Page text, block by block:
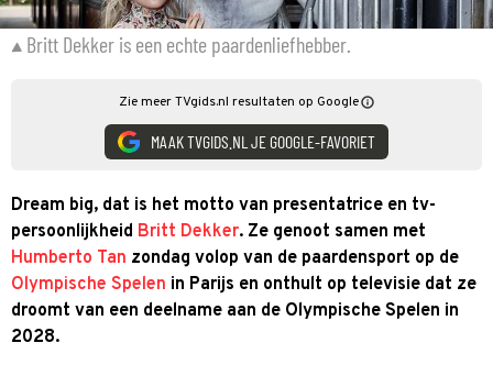
Britt Dekker is een echte paardenliefhebber.
Zie meer TVgids.nl resultaten op Google
MAAK TVGIDS.NL JE GOOGLE-FAVORIET
Dream big, dat is het motto van presentatrice en tv-
persoonlijkheid Britt Dekker. Ze genoot samen met
Humberto Tan zondag volop van de paardensport op de
Olympische Spelen in Parijs en onthult op televisie dat ze
droomt van een deelname aan de Olympische Spelen in
2028.